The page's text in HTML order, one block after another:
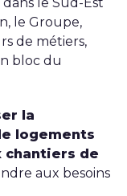
le Sud-Est
le Groupe,
de métiers,
bloc du
la
logements
chantiers de
aux besoins